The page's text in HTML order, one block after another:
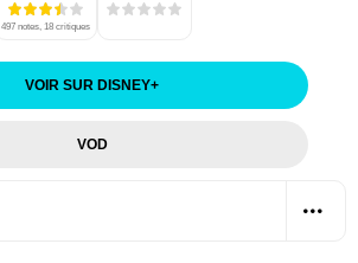
497 notes, 18 critiques
VOIR SUR DISNEY+
VOD